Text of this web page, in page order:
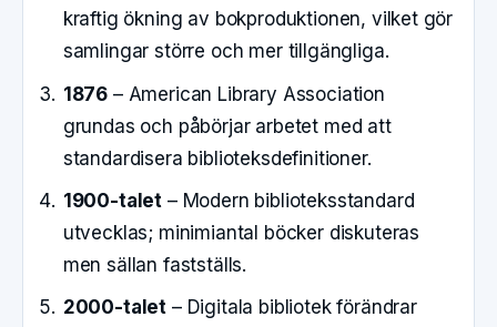
kraftig ökning av bokproduktionen, vilket gör
samlingar större och mer tillgängliga.
1876 – American Library Association
grundas och påbörjar arbetet med att
standardisera biblioteksdefinitioner.
1900-talet – Modern biblioteksstandard
utvecklas; minimiantal böcker diskuteras
men sällan fastställs.
2000-talet – Digitala bibliotek förändrar